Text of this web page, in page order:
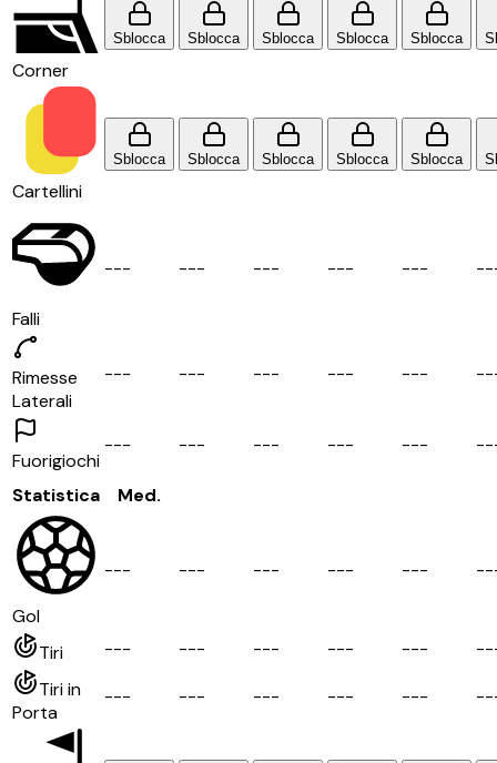
Corner
Sblocca Sblocca Sblocca Sblocca Sblocca
Cartellini
Sblocca Sblocca Sblocca Sblocca Sblocca
Falli
--- --- --- --- --- --
Rimesse
Laterali
--- --- --- --- --- --
Fuorigiochi
--- --- --- --- --- --
Statistica Med.
Gol
--- --- --- --- --- --
Tiri --- --- --- --- --- --
Tiri in
Porta
--- --- --- --- --- --